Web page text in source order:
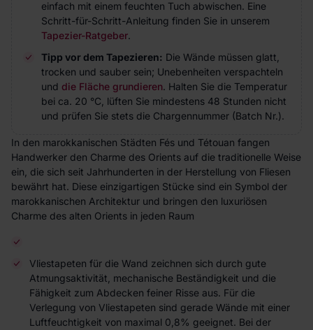
einfach mit einem feuchten Tuch abwischen. Eine
Schritt-für-Schritt-Anleitung finden Sie in unserem
Tapezier-Ratgeber.
Tipp vor dem Tapezieren: Die Wände müssen glatt,
trocken und sauber sein; Unebenheiten verspachteln
und die Fläche grundieren. Halten Sie die Temperatur
bei ca. 20 °C, lüften Sie mindestens 48 Stunden nicht
und prüfen Sie stets die Chargennummer (Batch Nr.).
In den marokkanischen Städten Fés und Tétouan fangen
Handwerker den Charme des Orients auf die traditionelle Weise
ein, die sich seit Jahrhunderten in der Herstellung von Fliesen
bewährt hat. Diese einzigartigen Stücke sind ein Symbol der
marokkanischen Architektur und bringen den luxuriösen
Charme des alten Orients in jeden Raum
Vliestapeten für die Wand zeichnen sich durch gute
Atmungsaktivität, mechanische Beständigkeit und die
Fähigkeit zum Abdecken feiner Risse aus. Für die
Verlegung von Vliestapeten sind gerade Wände mit einer
Luftfeuchtigkeit von maximal 0,8% geeignet. Bei der